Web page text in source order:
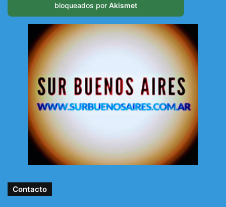
bloqueados por Akismet
Contacto